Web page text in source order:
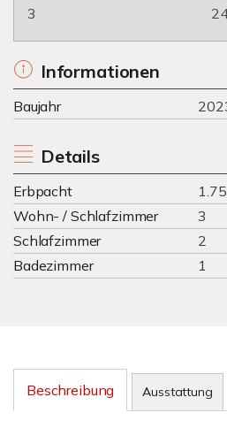
3
Informationen
Baujahr
Details
Erbpacht
Wohn- / Schlafzimmer
3
Schlafzimmer
2
Badezimmer
1
Beschreibung Ausstattung